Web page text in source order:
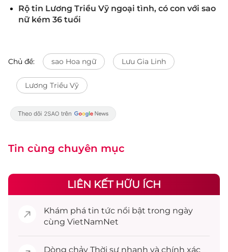
Rộ tin Lương Triều Vỹ ngoại tình, có con với sao
nữ kém 36 tuổi
Chủ đề: sao Hoa ngữ Lưu Gia Linh
Lương Triều Vỹ
Tin cùng chuyên mục
LIÊN KẾT HỮU ÍCH
Khám phá tin tức nổi bật trong ngày
cùng VietNamNet
Dòng chảy Thời sự nhanh và chính xác